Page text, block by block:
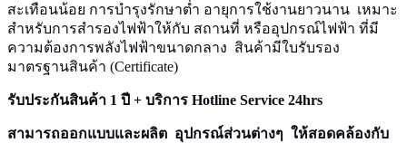
สะเทือนน้อย การบำรุงรักษาต่ำ อายุการใช้งานยาวนาน เหมาะ
สำหรับการสำรองไฟฟ้าให้กับ สถานที่ หรืออุปกรณ์ไฟฟ้า ที่มี
ความต้องการพลังไฟฟ้าขนาดกลาง สินค้ามีใบรับรอง
มาตรฐานสินค้า (Certificate)
รับประกันสินค้า 1 ปี + บริการ Hotline Service 24hrs
สามารถออกแบบและผลิต อุปกรณ์ส่วนต่างๆ ให้สอดคล้องกับ